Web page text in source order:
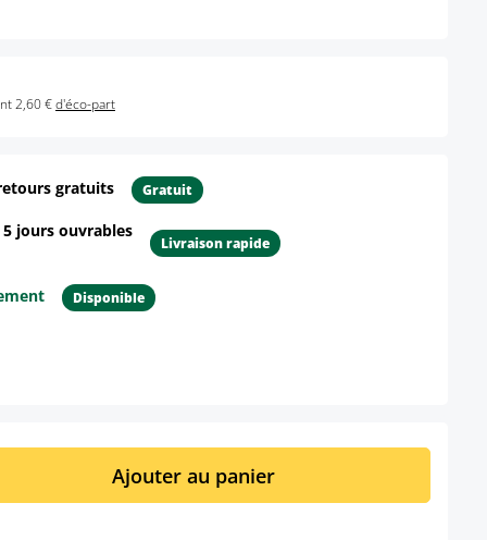
2,60 €d'éco-part
gratuits Gratuit
jours ouvrables
Livraison rapide
Disponible
: Entrez la quantité souhaitée ou
Ajouter au panier